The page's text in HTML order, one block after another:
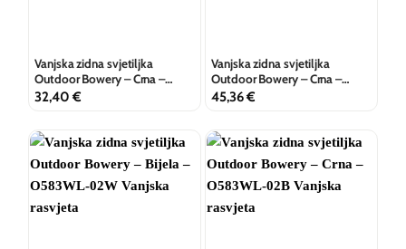
Vanjska zidna svjetiljka
Outdoor Bowery – Crna –
O583WL-01B
32,40 €
Vanjska zidna svjetiljka
Outdoor Bowery – Crna –
O582WL-02B
45,36€